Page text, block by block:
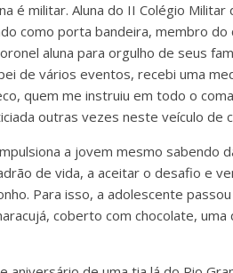
é militar. Aluna do II Colégio
como porta bandeira, membro do
aluna para orgulho de seus
de vários eventos, recebi uma
quem me instruiu em todo o
outras vezes neste veículo de
a jovem mesmo sabendo
de vida, a aceitar o desafio e
Para isso, a adolescente
coberto com chocolate, uma